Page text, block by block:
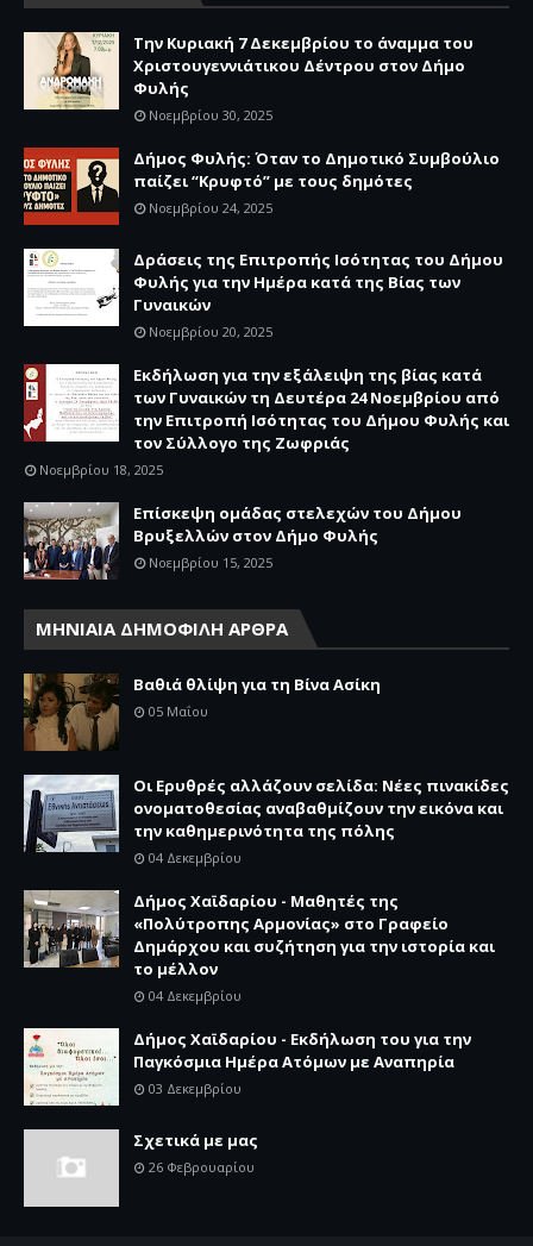
Την Κυριακή 7 Δεκεμβρίου το άναμμα του
Χριστουγεννιάτικου Δέντρου στον Δήμο
Φυλής
Νοεμβρίου 30, 2025
Δήμος Φυλής: Όταν το Δημοτικό Συμβούλιο
παίζει “Κρυφτό” με τους δημότες
Νοεμβρίου 24, 2025
Δράσεις της Επιτροπής Ισότητας του Δήμου
Φυλής για την Ημέρα κατά της Βίας των
Γυναικών
Νοεμβρίου 20, 2025
Εκδήλωση για την εξάλειψη της βίας κατά
των Γυναικών τη Δευτέρα 24 Νοεμβρίου από
την Επιτροπή Ισότητας του Δήμου Φυλής και
τον Σύλλογο της Ζωφριάς
Νοεμβρίου 18, 2025
Επίσκεψη ομάδας στελεχών του Δήμου
Βρυξελλών στον Δήμο Φυλής
Νοεμβρίου 15, 2025
ΜΗΝΙΑΙΑ ΔΗΜΟΦΙΛΗ ΑΡΘΡΑ
Βαθιά θλίψη για τη Βίνα Ασίκη
05 Μαΐου
Οι Ερυθρές αλλάζουν σελίδα: Νέες πινακίδες
ονοματοθεσίας αναβαθμίζουν την εικόνα και
την καθημερινότητα της πόλης
04 Δεκεμβρίου
Δήμος Χαϊδαρίου - Μαθητές της
«Πολύτροπης Αρμονίας» στο Γραφείο
Δημάρχου και συζήτηση για την ιστορία και
το μέλλον
04 Δεκεμβρίου
Δήμος Χαϊδαρίου - Εκδήλωση του για την
Παγκόσμια Ημέρα Ατόμων με Αναπηρία
03 Δεκεμβρίου
Σχετικά με μας
26 Φεβρουαρίου